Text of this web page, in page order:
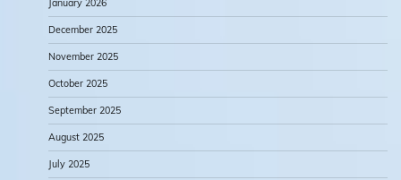
January 2026
December 2025
November 2025
October 2025
September 2025
August 2025
July 2025